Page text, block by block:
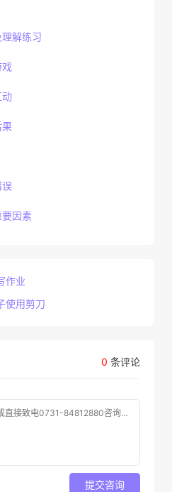
解练习
动
误
因素
作业
使用剪刀
0 条评论
提交咨询